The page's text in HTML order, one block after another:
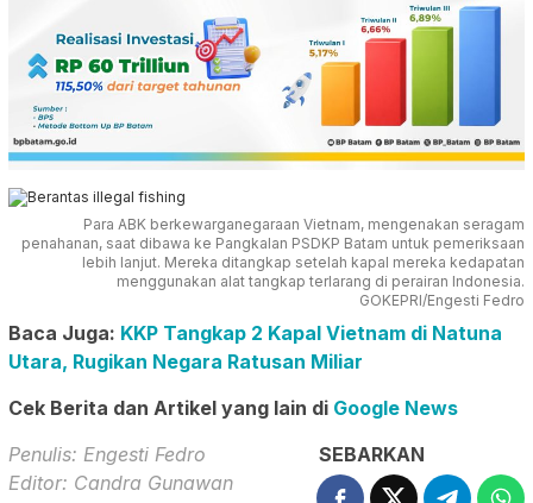
Para ABK berkewarganegaraan Vietnam, mengenakan seragam
penahanan, saat dibawa ke Pangkalan PSDKP Batam untuk pemeriksaan
lebih lanjut. Mereka ditangkap setelah kapal mereka kedapatan
menggunakan alat tangkap terlarang di perairan Indonesia.
GOKEPRI/Engesti Fedro
Baca Juga: KKP Tangkap 2 Kapal Vietnam di Natuna
Utara, Rugikan Negara Ratusan Miliar
Cek Berita dan Artikel yang lain di Google News
Penulis: Engesti Fedro
Editor: Candra Gunawan
SEBARKAN